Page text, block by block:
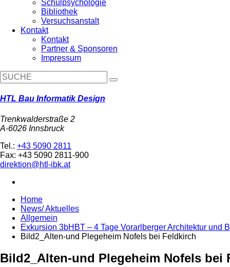
Schulpsychologie
Bibliothek
Versuchsanstalt
Kontakt
Kontakt
Partner & Sponsoren
Impressum
HTL Bau Informatik Design
Trenkwalderstraße 2
A-6026 Innsbruck
Tel.: +43 5090 2811
Fax: +43 5090 2811-900
direktion@htl-ibk.at
Home
News/ Aktuelles
Allgemein
Exkursion 3bHBT – 4 Tage Vorarlberger Architektur und
Bild2_Alten-und Plegeheim Nofels bei Feldkirch
Bild2_Alten-und Plegeheim Nofels bei